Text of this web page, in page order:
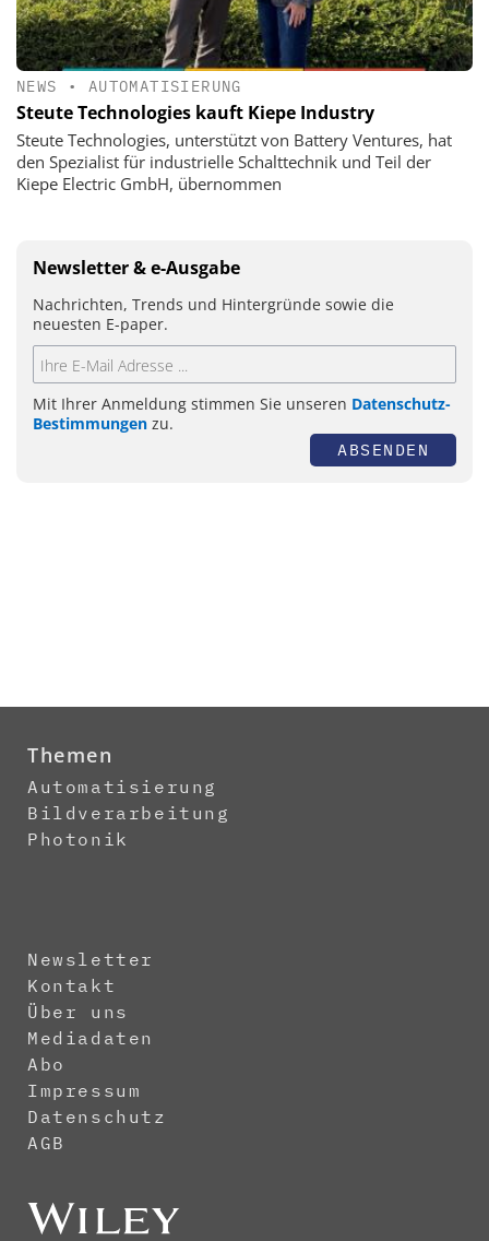
NEWS • AUTOMATISIERUNG
Steute Technologies kauft Kiepe Industry
Steute Technologies, unterstützt von Battery Ventures, hat
den Spezialist für industrielle Schalttechnik und Teil der
Kiepe Electric GmbH, übernommen
Newsletter & e-Ausgabe
Nachrichten, Trends und Hintergründe sowie die
neuesten E-paper.
Mit Ihrer Anmeldung stimmen Sie unseren Datenschutz-
Bestimmungen zu.
ABSENDEN
Themen
Automatisierung
Bildverarbeitung
Photonik
Newsletter
Kontakt
Über uns
Mediadaten
Abo
Impressum
Datenschutz
AGB